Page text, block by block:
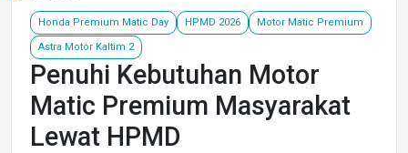
Honda Premium Matic Day HPMD 2026 Motor Matic Premium
Astra Motor Kaltim 2
Penuhi Kebutuhan Motor
Matic Premium Masyarakat
Lewat HPMD